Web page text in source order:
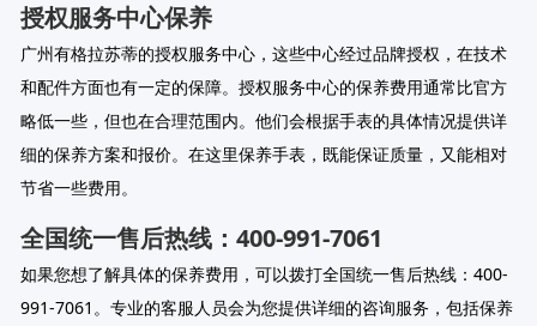
授权服务中心保养
广州有格拉苏蒂的授权服务中心，这些中心经过品牌授权，在技术
和配件方面也有一定的保障。授权服务中心的保养费用通常比官方
略低一些，但也在合理范围内。他们会根据手表的具体情况提供详
细的保养方案和报价。在这里保养手表，既能保证质量，又能相对
节省一些费用。
全国统一售后热线：400-991-7061
如果您想了解具体的保养费用，可以拨打全国统一售后热线：400-
991-7061。专业的客服人员会为您提供详细的咨询服务，包括保养